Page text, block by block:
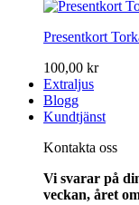
Presentkort
100,00 kr
Extraljus
Blogg
Kundtjänst
Kontakta oss
Vi svarar på
veckan, året